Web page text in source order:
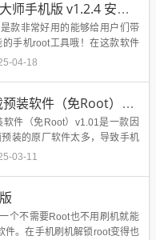
该是最全版本了。支持系统：电
【安卓】ROOT大师手机版 v1.2.4 安卓最新版
款非常好用的能够给用户们带
手机root工具哦！在这款软件
行一键手机机型的匹配然后快
信息会被泄露出去呢，软件很
04-18
安卓全机型卸载预装软件（免Root）v1.01
件（免Root）v1.01是一款因
装的原厂软件太多，导致手机
原厂乱安装的软件，希望得到
单.链接: https://pan.ba...
03-11
个不需要Root也不用刷机就能
件。在手机刷机解锁root变得也